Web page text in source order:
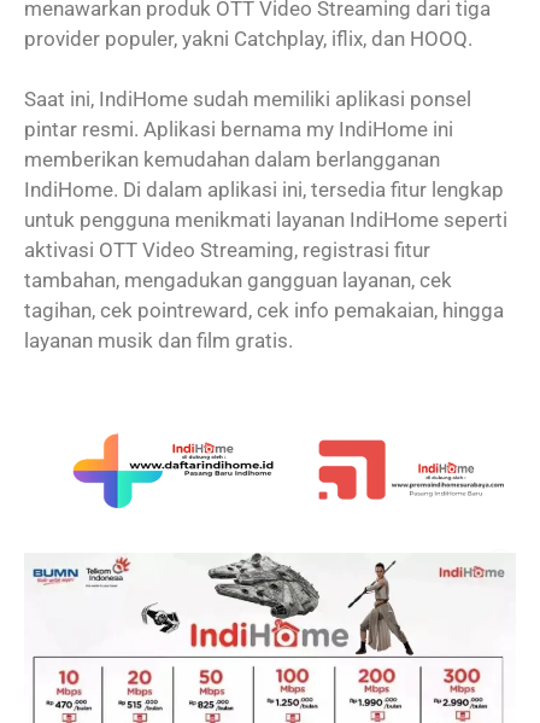
menawarkan produk OTT Video Streaming dari tiga
provider populer, yakni Catchplay, iflix, dan HOOQ.
Saat ini, IndiHome sudah memiliki aplikasi ponsel
pintar resmi. Aplikasi bernama my IndiHome ini
memberikan kemudahan dalam berlangganan
IndiHome. Di dalam aplikasi ini, tersedia fitur lengkap
untuk pengguna menikmati layanan IndiHome seperti
aktivasi OTT Video Streaming, registrasi fitur
tambahan, mengadukan gangguan layanan, cek
tagihan, cek pointreward, cek info pemakaian, hingga
layanan musik dan film gratis.